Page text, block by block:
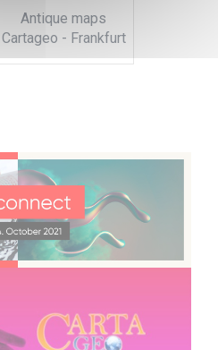
Antique maps
Cartageo - Frankfurt